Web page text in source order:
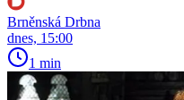
Brněnská Drbna
dnes, 15:00
1 min